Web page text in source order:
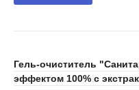
Гель-очиститель
эффектом 100% с